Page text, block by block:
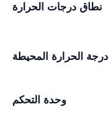
نطاق درجات الحرارة
درجة الحرارة المحيطة
وحدة التحكم